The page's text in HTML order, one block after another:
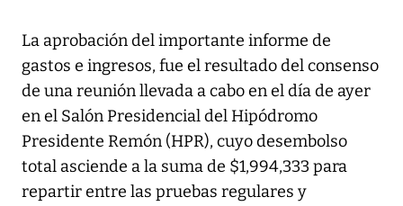
La aprobación del importante informe de
gastos e ingresos, fue el resultado del consenso
de una reunión llevada a cabo en el día de ayer
en el Salón Presidencial del Hipódromo
Presidente Remón (HPR), cuyo desembolso
total asciende a la suma de $1,994,333 para
repartir entre las pruebas regulares y